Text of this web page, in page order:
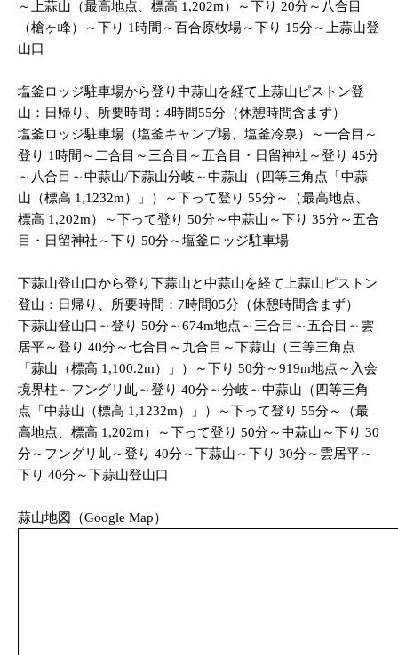
～上蒜山（最高地点、標高 1,202m）～下り 20分～八合目
（槍ヶ峰）～下り 1時間～百合原牧場～下り 15分～上蒜山登
山口
塩釜ロッジ駐車場から登り中蒜山を経て上蒜山ピストン登
山：日帰り、所要時間：4時間55分（休憩時間含まず）
塩釜ロッジ駐車場（塩釜キャンプ場、塩釜冷泉）～一合目～
登り 1時間～二合目～三合目～五合目・日留神社～登り 45分
～八合目～中蒜山/下蒜山分岐～中蒜山（四等三角点「中蒜
山（標高 1,1232m）」）～下って登り 55分～（最高地点、
標高 1,202m）～下って登り 50分～中蒜山～下り 35分～五合
目・日留神社～下り 50分～塩釜ロッジ駐車場
下蒜山登山口から登り下蒜山と中蒜山を経て上蒜山ピストン
登山：日帰り、所要時間：7時間05分（休憩時間含まず）
下蒜山登山口～登り 50分～674m地点～三合目～五合目～雲
居平～登り 40分～七合目～九合目～下蒜山（三等三角点
「蒜山（標高 1,100.2m）」）～下り 50分～919m地点～入会
境界柱～フングリ乢～登り 40分～分岐～中蒜山（四等三角
点「中蒜山（標高 1,1232m）」）～下って登り 55分～（最
高地点、標高 1,202m）～下って登り 50分～中蒜山～下り 30
分～フングリ乢～登り 40分～下蒜山～下り 30分～雲居平～
下り 40分～下蒜山登山口
蒜山地図（Google Map）